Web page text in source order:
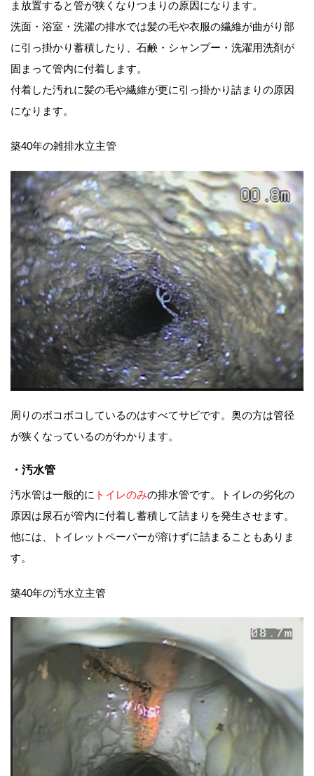
ま放置すると管が狭くなりつまりの原因になります。
洗面・浴室・洗濯の排水では髪の毛や衣服の繊維が曲がり部
に引っ掛かり蓄積したり、石鹸・シャンプー・洗濯用洗剤が
固まって管内に付着します。
付着した汚れに髪の毛や繊維が更に引っ掛かり詰まりの原因
になります。
築40年の雑排水立主管
周りのボコボコしているのはすべてサビです。奥の方は管径
が狭くなっているのがわかります。
・汚水管
汚水管は一般的に トイレのみの排水管です。トイレの劣化の
原因は尿石が管内に付着し蓄積して詰まりを発生させます。
他には、トイレットペーパーが溶けずに詰まることもありま
す。
築40年の汚水立主管